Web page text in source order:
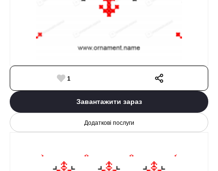
1
Завантажити зараз
Додаткові послуги